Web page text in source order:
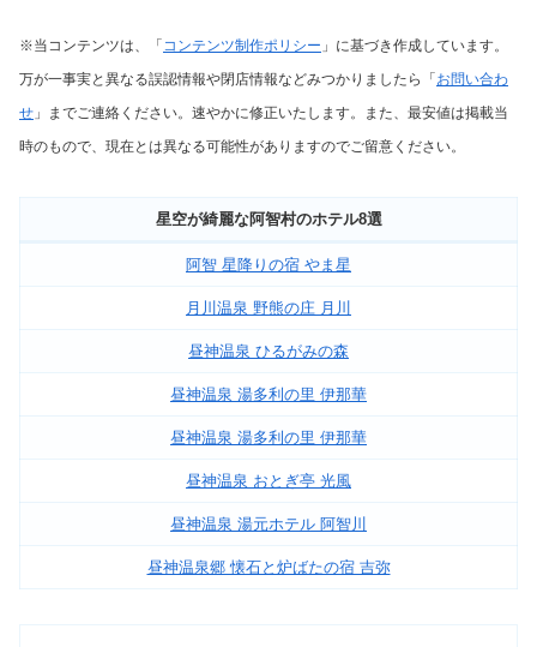
※当コンテンツは、「 コンテンツ制作ポリシー 」に基づき作成しています。
万が一事実と異なる誤認情報や閉店情報などみつかりましたら「 お問い合わ
せ 」までご連絡ください。速やかに修正いたします。
また、最安値は掲載当
時のもので、現在とは異なる可能性がありますのでご留意ください。
星空が綺麗な阿智村のホテル8選
阿智 星降りの宿 やま星
月川温泉 野熊の庄 月川
昼神温泉 ひるがみの森
昼神温泉 湯多利の里 伊那華
昼神温泉 湯多利の里 伊那華
昼神温泉 おとぎ亭 光風
昼神温泉 湯元ホテル 阿智川
昼神温泉郷 懐石と炉ばたの宿 吉弥